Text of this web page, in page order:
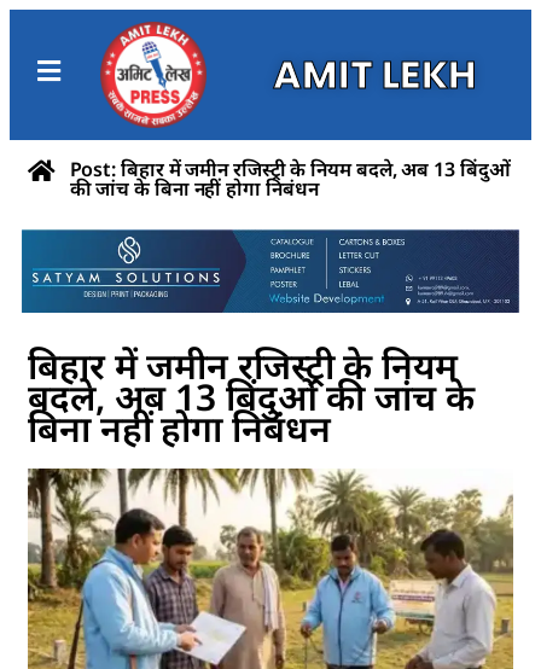
AMIT LEKH
Post: बिहार में जमीन रजिस्ट्री के नियम बदले, अब 13 बिंदुओं
की जांच के बिना नहीं होगा निबंधन
बिहार में जमीन रजिस्ट्री के नियम
बदले, अब 13 बिंदुओं की जांच के
बिना नहीं होगा निबंधन